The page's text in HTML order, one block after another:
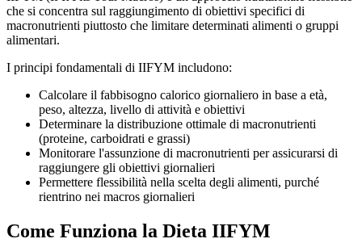
che si concentra sul raggiungimento di obiettivi specifici di
macronutrienti piuttosto che limitare determinati alimenti o gruppi
alimentari.
I principi fondamentali di IIFYM includono:
Calcolare il fabbisogno calorico giornaliero in base a età,
peso, altezza, livello di attività e obiettivi
Determinare la distribuzione ottimale di macronutrienti
(proteine, carboidrati e grassi)
Monitorare l'assunzione di macronutrienti per assicurarsi di
raggiungere gli obiettivi giornalieri
Permettere flessibilità nella scelta degli alimenti, purché
rientrino nei macros giornalieri
Come Funziona la Dieta IIFYM